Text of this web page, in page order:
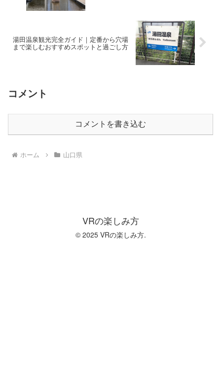
湯田温泉観光完全ガイド｜定番から穴場
まで楽しむおすすめスポットと過ごし方
コメント
コメントを書き込む
ホーム 山口県
VRの楽しみ方
© 2025 VRの楽しみ方.